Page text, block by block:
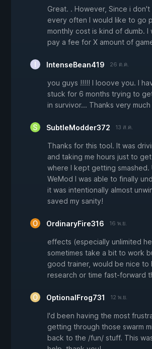
Great. . However, Since i
every often I would like to go
monthly cost is kind of dumb. I
pay a fee for X amount of
IntenseBean419 26 ต.ค.
you guys !!!!! I looove you. I
stuck for 6 months trying to
in survivor... Thanks very
SubtleModder372 13 ส.ค.
Thanks for this tool. It was
and taking me hours just to
where I kept getting smashed.
WeMod I was able to finally
it was intentionally almost
saved my sanity!
OrdinaryFire316 16 พ.ย.
effects (especially unlimited
sometimes take a bit to work
good trainer, would be nice to
research or time fast-forward
OptionalFrog731 12 พ.ย.
I'd been having the most
getting through those swarm
back to the /fun/ stuff. This